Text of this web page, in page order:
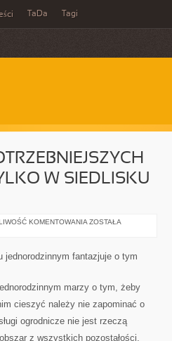
TaDa Tagi
W SIEDLISKU
KOMENTOWANIA KUCHNIA
NAJPOTRZEBNIEJSZYCH
ULOKOWAŃ
TYLKO
SIEDLISKU
ZOSTAŁA
fantazjuje o tym
marzy o tym, żeby
cieszyć należy nie zapominać o
ogrodnicze nie jest rzeczą
z wszystkich pozostałości,